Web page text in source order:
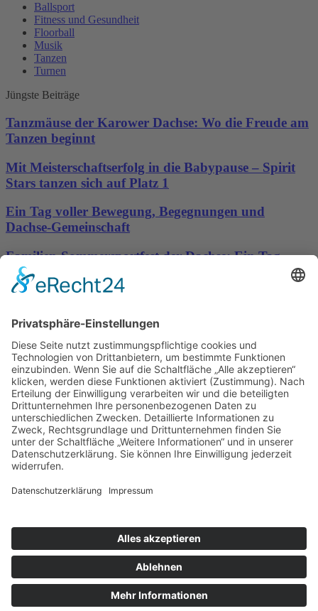
Ballsport
Fitness und Gesundheit
Floorball
Musik
Tanzen
Turnen
Jüngste Beiträge
Tanzmäuse der Karower Dachse: Wo die Freude am
Tanzen beginnt
Mit Meisterschaftserfolg in die Babypause – Spirit
Stars tanzen sich auf Platz 1
Ein Tag voller Bewegung, Begegnungen und
Dachse-Gemeinschaft
Familien-Sommersportfest der Dachse: Ein Tag
voller Bewegung, Spaß und Gemeinschaft
Technischer Administrator: Silvio Osowsky
Tage
Stunden
Minuten
Sekunden
Wir freuen uns auf einen tollen
sportlichen Familientag mit Allen
Mitgliedern
Gute Laune & Spaß garantiert...
Tage
Minuten